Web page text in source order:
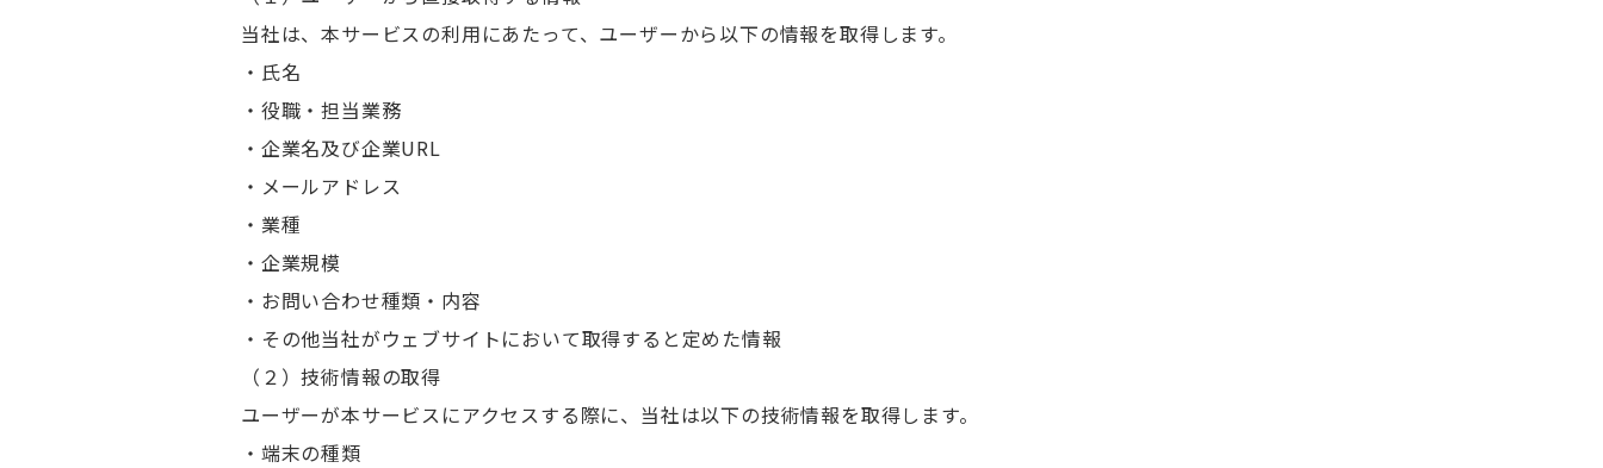
当社は、本サービスの利用にあたって、ユーザーから以下の情報を取得します。
・氏名
・役職・担当業務
・企業名及び企業URL
・メールアドレス
・業種
・企業規模
・お問い合わせ種類・内容
・その他当社がウェブサイトにおいて取得すると定めた情報
（２）技術情報の取得
ユーザーが本サービスにアクセスする際に、当社は以下の技術情報を取得します。
・端末の種類